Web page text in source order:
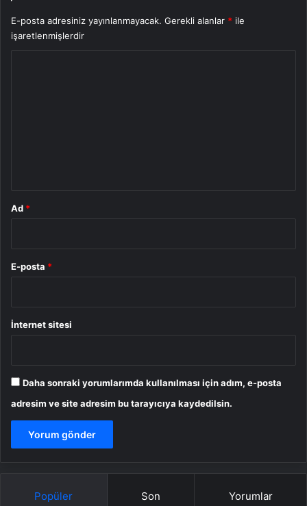
E-posta adresiniz yayınlanmayacak. Gerekli alanlar * ile
işaretlenmişlerdir
Ad *
E-posta *
İnternet sitesi
Daha sonraki yorumlarımda kullanılması için adım, e-posta
adresim ve site adresim bu tarayıcıya kaydedilsin.
Popüler Son Yorumlar